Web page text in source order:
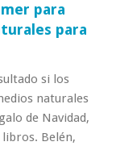
para
para
si los
naturales
de Navidad,
Belén,